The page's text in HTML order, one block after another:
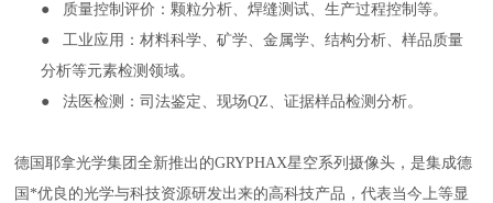
● 质量控制评价：颗粒分析、焊缝测试、生产过程控制等。
● 工业应用：材料科学、矿学、金属学、结构分析、样品质量
分析等元素检测领域。
● 法医检测：司法鉴定、现场QZ、证据样品检测分析。
德国耶拿光学集团全新推出的GRYPHAX星空系列摄像头，是集成德
国*优良的光学与科技资源研发出来的高科技产品，代表当今上等显